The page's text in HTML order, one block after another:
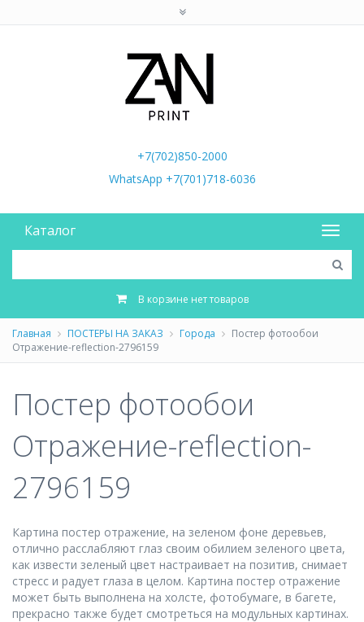
+7(702)850-2000
WhatsApp +7(701)718-6036
Каталог
В корзине нет товаров
Главная ПОСТЕРЫ НА ЗАКАЗ Города
Постер фотообои
Отражение-reflection-2796159
Постер фотообои
Отражение-reflection-
2796159
Картина постер отражение, на зеленом фоне деревьев,
отлично расслабляют глаз своим обилием зеленого цвета,
как извести зеленый цвет настраивает на позитив, снимает
стресс и радует глаза в целом. Картина постер отражение
может быть выполнена на холсте, фотобумаге, в багете,
прекрасно также будет смотреться на модульных картинах.